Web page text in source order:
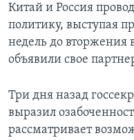
Китай и Россия
политику, выступая
недель до
объявили свое
Три дня назад
выразил
рассматривает